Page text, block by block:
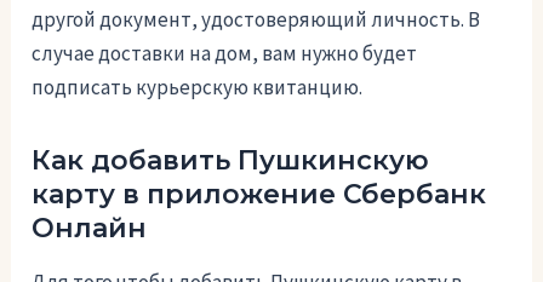
другой документ, удостоверяющий личность. В
случае доставки на дом, вам нужно будет
подписать курьерскую квитанцию.
Как добавить Пушкинскую
карту в приложение Сбербанк
Онлайн